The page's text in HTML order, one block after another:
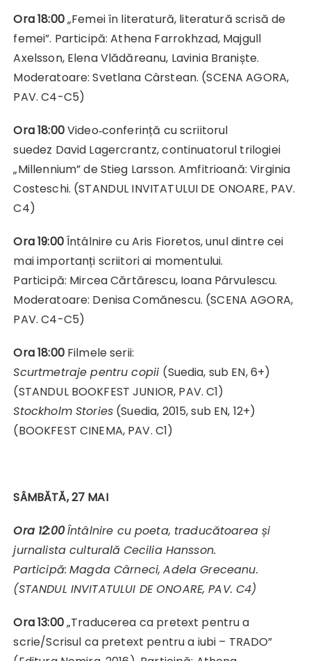
Ora 18:00„Femei în literatură, literatură scrisă de
femei”. Participă: Athena Farrokhzad, Majgull
Axelsson, Elena Vlădăreanu, Lavinia Braniște.
Moderatoare: Svetlana Cârstean. (SCENA AGORA,
PAV. C4-C5)
Ora 18:00Video‑conferință cu scriitorul
suedez David Lagercrantz, continuatorul trilogiei
„Millennium” de Stieg Larsson. Amfitrioană: Virginia
Costeschi. (STANDUL INVITATULUI DE ONOARE, PAV.
C4)
Ora 19:00Întâlnire cu Aris Fioretos, unul dintre cei
mai importanți scriitori ai momentului.
Participă: Mircea Cărtărescu, Ioana Pârvulescu.
Moderatoare: Denisa Comănescu. (SCENA AGORA,
PAV. C4-C5)
Ora 18:00Filmele serii:
Scurtmetraje pentru copii (Suedia, sub EN, 6+)
(STANDUL BOOKFEST JUNIOR, PAV. C1)
Stockholm Stories (Suedia, 2015, sub EN, 12+)
(BOOKFEST CINEMA, PAV. C1)
SÂMBĂTĂ, 27 MAI
Ora 12:00Întâlnire cu poeta, traducătoarea și
jurnalista culturală Cecilia Hansson.
Participă: Magda Cârneci, Adela Greceanu.
(STANDUL INVITATULUI DE ONOARE, PAV. C4)
Ora 13:00„Traducerea ca pretext pentru a
scrie/Scrisul ca pretext pentru a iubi – TRADO”